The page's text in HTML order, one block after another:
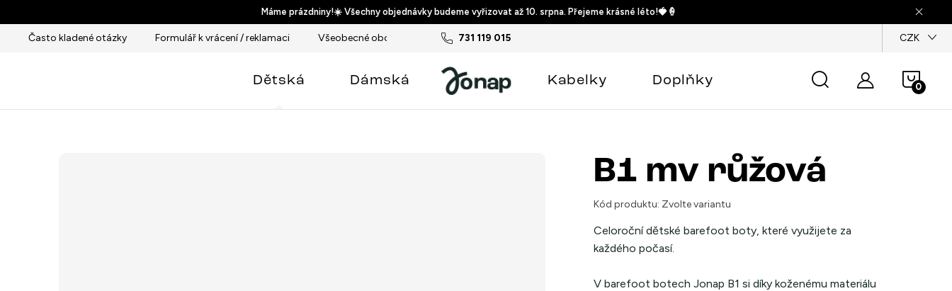
na
obsah
Máme prázdniny!☀️ Všechny objednávky budeme vyřizovat až 10. srpna. Přejeme krásné léto!🍓🍦
731 119 015
Často kladené otázky Formulář k vrácení / reklamaci Všeobecné obchodní podmínky Podmínky ochrany osobních údajů CZK
košík
Dětská Dámská Kabelky Doplňky
B1 mv růžová
Kód produktu: Zvolte variantu
Celoroční dětské barefoot boty, které využijete za
každého počasí.
V barefoot botech Jonap B1 si díky koženému materiálu